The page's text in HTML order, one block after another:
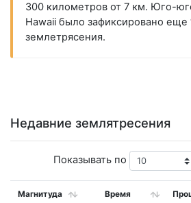
300 километров от 7 км. Юго-
Hawaii было зафиксировано еще
землетрясения.
Недавние землятресения
Показывать по
Магнитуда Время